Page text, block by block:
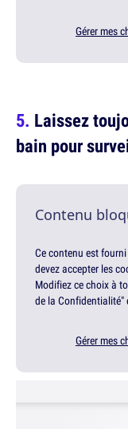
Gérer mes
Laissez
bain pour
Contenu
Ce contenu est
devez accepter les
Modifiez ce choix à
de la Confidentialité"
Gérer mes